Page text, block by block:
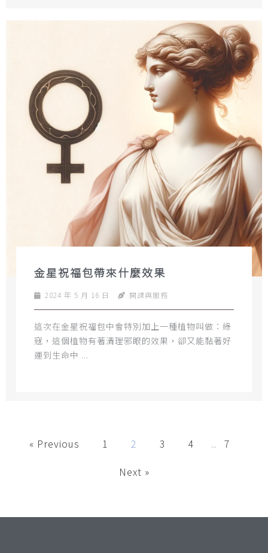
金星祝福包帶來什麼效果
2024 年 5 月 16 日 開課與服務
​這次在金星祝福包中會特別加上一種植物叫做：綠
寇，這個植物有著清理邪眼的效果，卻又能黏著好
運到生命中 ...
« Previous 1 2 3 4 ...
7
Next »